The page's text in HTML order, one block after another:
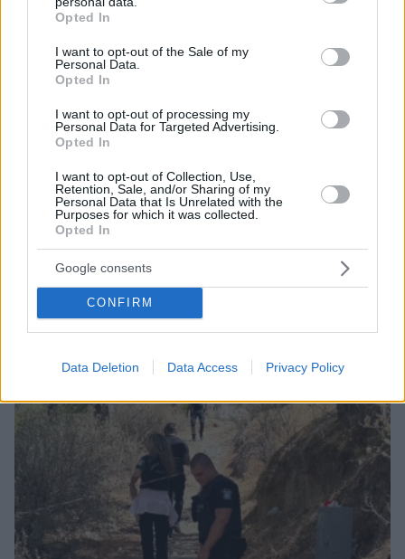
grant or deny consent to Google and its third-party tags to
use your data for below specified purposes in below Google
consent section.
Opted In
I want to opt-out of the Sale of my
Personal Data.
Opted In
I want to opt-out of processing my
Personal Data for Targeted Advertising.
Opted In
I want to opt-out of Collection, Use,
Retention, Sale, and/or Sharing of my
Personal Data that Is Unrelated with the
Purposes for which it was collected.
Opted In
Google consents
CONFIRM
Data Deletion Data Access Privacy Policy
Από τη Μόρια στον γάμο, τη ΜΚΟ και την
κατηγορία για φόνο: Η σκοτεινή διαδρομή του
26χρονου Αφγανού που σκότωσε τη Βρετανίδα
στην Κυψέλη
08.08.2026, 12:18